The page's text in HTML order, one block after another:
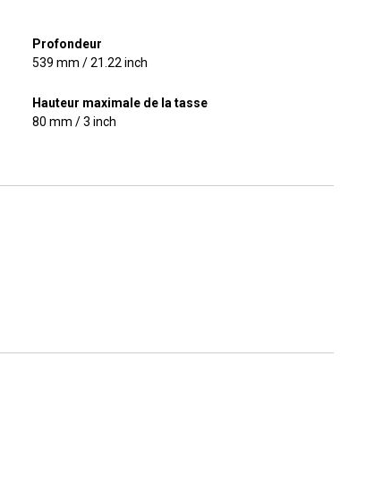
Profondeur
539 mm / 21.22 inch
Hauteur maximale de la tasse
80 mm / 3 inch